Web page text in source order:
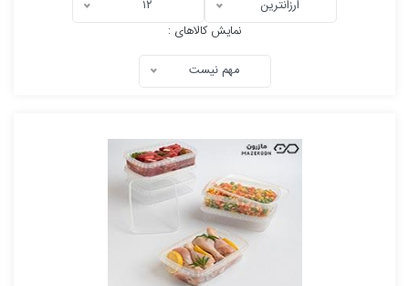
ارزانترین
۱۲
نمایش کالاهای :
مهم نیست